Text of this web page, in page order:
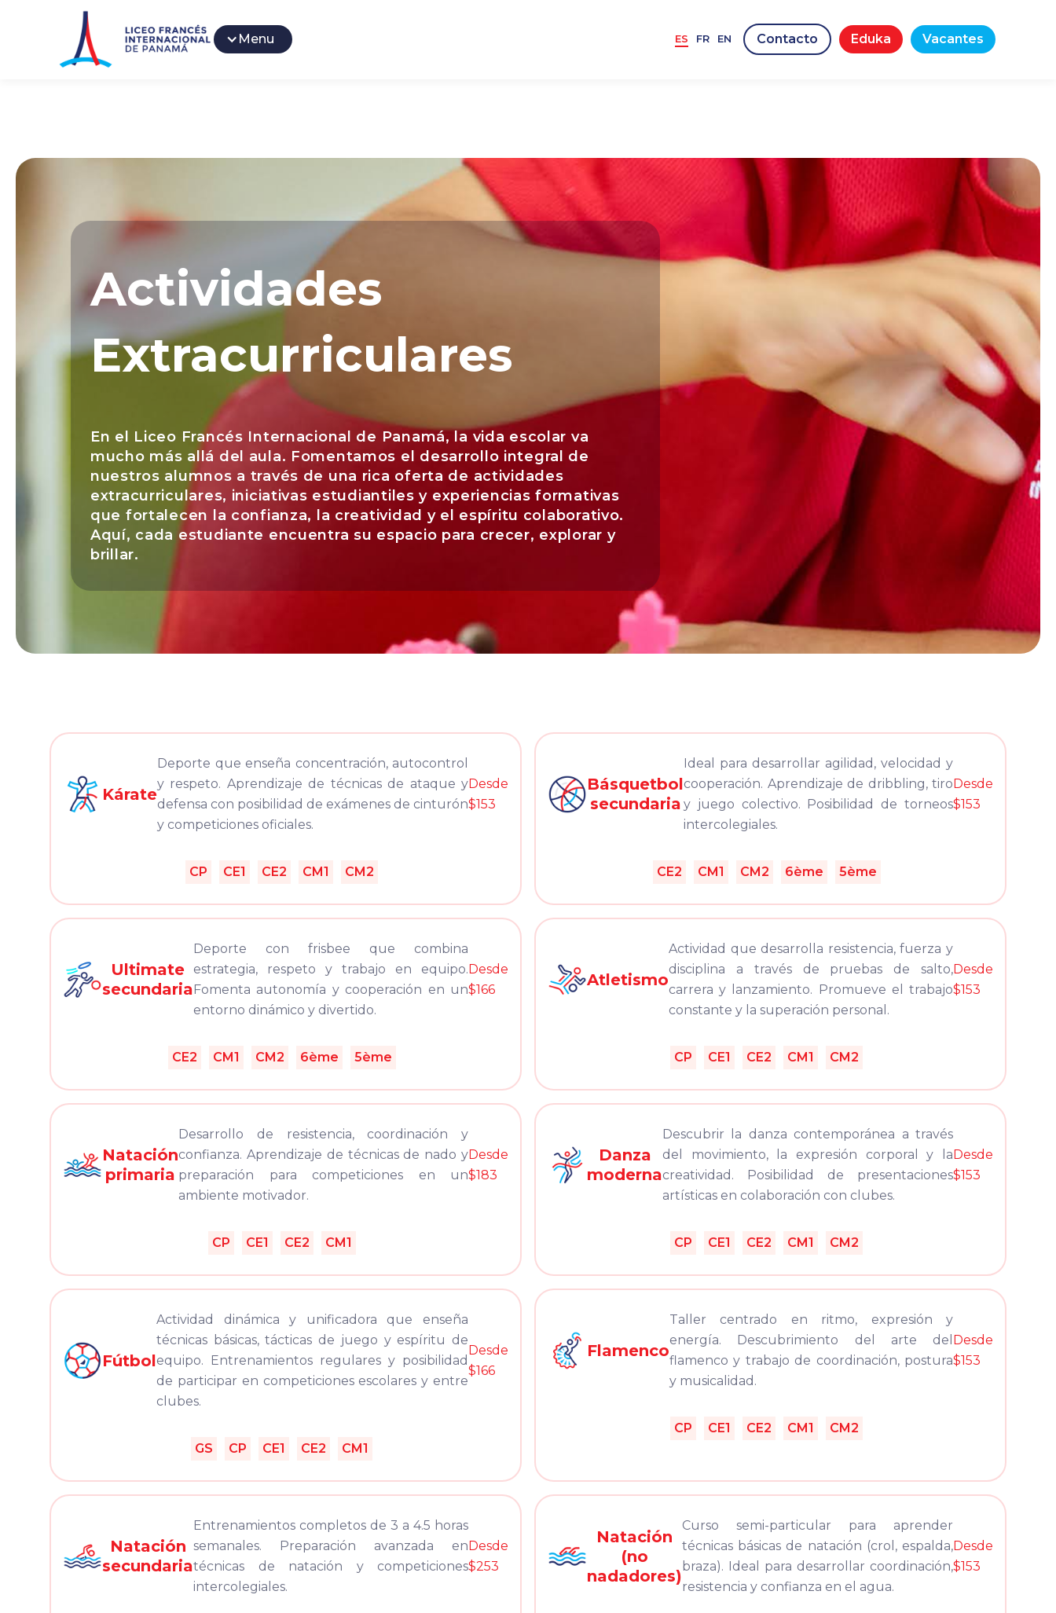
Menu ES FR EN Contacto Eduka Vacantes
Actividades
Extracurriculares
En el Liceo Francés Internacional de Panamá, la vida escolar va
mucho más allá del aula. Fomentamos el desarrollo integral de
nuestros alumnos a través de una rica oferta de actividades
extracurriculares, iniciativas estudiantiles y experiencias formativas
que fortalecen la confianza, la creatividad y el espíritu colaborativo.
Aquí, cada estudiante encuentra su espacio para crecer, explorar y
brillar.
Kárate
Deporte que enseña concentración, autocontrol
y respeto. Aprendizaje de técnicas de ataque y
defensa con posibilidad de exámenes de cinturón
y competiciones oficiales.
Desde
$153
CP CE1 CE2 CM1 CM2
Básquetbol
secundaria
Ideal para desarrollar agilidad, velocidad y
cooperación. Aprendizaje de dribbling, tiro
y juego colectivo. Posibilidad de torneos
intercolegiales.
Desde
$153
CE2 CM1 CM2 6ème 5ème
Ultimate
secundaria
Deporte con frisbee que combina
estrategia, respeto y trabajo en equipo.
Fomenta autonomía y cooperación en un
entorno dinámico y divertido.
Desde
$166
CE2 CM1 CM2 6ème 5ème
Atletismo
Actividad que desarrolla resistencia, fuerza y
disciplina a través de pruebas de salto,
carrera y lanzamiento. Promueve el trabajo
constante y la superación personal.
Desde
$153
CP CE1 CE2 CM1 CM2
Natación
primaria
Desarrollo de resistencia, coordinación y
confianza. Aprendizaje de técnicas de nado y
preparación para competiciones en un
ambiente motivador.
Desde
$183
CP CE1 CE2 CM1
Danza
moderna
Descubrir la danza contemporánea a través
del movimiento, la expresión corporal y la
creatividad. Posibilidad de presentaciones
artísticas en colaboración con clubes.
Desde
$153
CP CE1 CE2 CM1 CM2
Fútbol
Actividad dinámica y unificadora que enseña
técnicas básicas, tácticas de juego y espíritu de
equipo. Entrenamientos regulares y posibilidad
de participar en competiciones escolares y entre
clubes.
Desde
$166
GS CP CE1 CE2 CM1
Flamenco
Taller centrado en ritmo, expresión y
energía. Descubrimiento del arte del
flamenco y trabajo de coordinación, postura
y musicalidad.
Desde
$153
CP CE1 CE2 CM1 CM2
Natación
secundaria
Entrenamientos completos de 3 a 4.5 horas
semanales. Preparación avanzada en
técnicas de natación y competiciones
intercolegiales.
Desde
$253
Natación
(no
nadadores)
Curso semi-particular para aprender
técnicas básicas de natación (crol, espalda,
braza). Ideal para desarrollar coordinación,
resistencia y confianza en el agua.
Desde
$153